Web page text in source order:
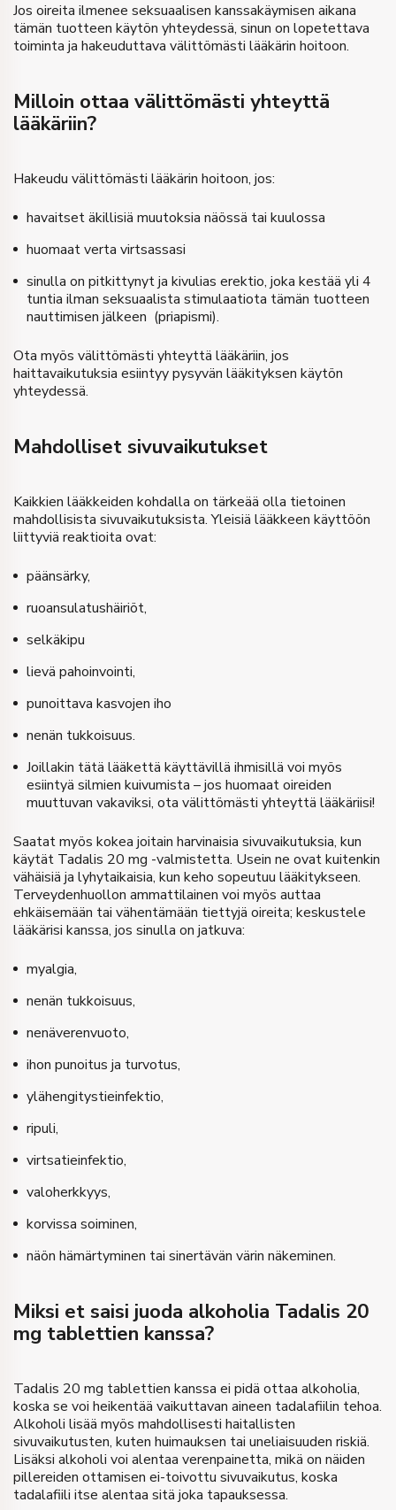
Jos oireita ilmenee seksuaalisen kanssakäymisen aikana
tämän tuotteen käytön yhteydessä, sinun on lopetettava
toiminta ja hakeuduttava välittömästi lääkärin hoitoon.
Milloin ottaa välittömästi yhteyttä
lääkäriin?
Hakeudu välittömästi lääkärin hoitoon, jos:
havaitset äkillisiä muutoksia näössä tai kuulossa
huomaat verta virtsassasi
sinulla on pitkittynyt ja kivulias erektio, joka kestää yli 4
tuntia ilman seksuaalista stimulaatiota tämän tuotteen
nauttimisen jälkeen (priapismi).
Ota myös välittömästi yhteyttä lääkäriin, jos
haittavaikutuksia esiintyy pysyvän lääkityksen käytön
yhteydessä.
Mahdolliset sivuvaikutukset
Kaikkien lääkkeiden kohdalla on tärkeää olla tietoinen
mahdollisista sivuvaikutuksista. Yleisiä lääkkeen käyttöön
liittyviä reaktioita ovat:
päänsärky,
ruoansulatushäiriöt,
selkäkipu
lievä pahoinvointi,
punoittava kasvojen iho
nenän tukkoisuus.
Joillakin tätä lääkettä käyttävillä ihmisillä voi myös
esiintyä silmien kuivumista – jos huomaat oireiden
muuttuvan vakaviksi, ota välittömästi yhteyttä lääkäriisi!
Saatat myös kokea joitain harvinaisia ​​sivuvaikutuksia, kun
käytät Tadalis 20 mg -valmistetta. Usein ne ovat kuitenkin
vähäisiä ja lyhytaikaisia, kun keho sopeutuu lääkitykseen.
Terveydenhuollon ammattilainen voi myös auttaa
ehkäisemään tai vähentämään tiettyjä oireita; keskustele
lääkärisi kanssa, jos sinulla on jatkuva:
myalgia,
nenän tukkoisuus,
nenäverenvuoto,
ihon punoitus ja turvotus,
ylähengitystieinfektio,
ripuli,
virtsatieinfektio,
valoherkkyys,
korvissa soiminen,
näön hämärtyminen tai sinertävän värin näkeminen.
Miksi et saisi juoda alkoholia Tadalis 20
mg tablettien kanssa?
Tadalis 20 mg tablettien kanssa ei pidä ottaa alkoholia,
koska se voi heikentää vaikuttavan aineen tadalafiilin tehoa.
Alkoholi lisää myös mahdollisesti haitallisten
sivuvaikutusten, kuten huimauksen tai uneliaisuuden riskiä.
Lisäksi alkoholi voi alentaa verenpainetta, mikä on näiden
pillereiden ottamisen ei-toivottu sivuvaikutus, koska
tadalafiili itse alentaa sitä joka tapauksessa.